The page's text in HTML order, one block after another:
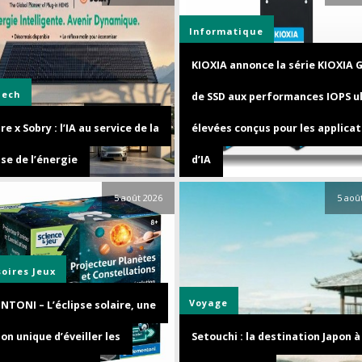
x Sobry : l’IA au service de la
de l’énergie
Informatique
KIOXIA annonce la série KIOXIA
de SSD aux performances IOPS
élevées conçus pour les
d’IA
5 août 2026
Jeux
– L’éclipse solaire, une
unique d’éveiller les
5
Voyage
Setouchi : la destination Japon à